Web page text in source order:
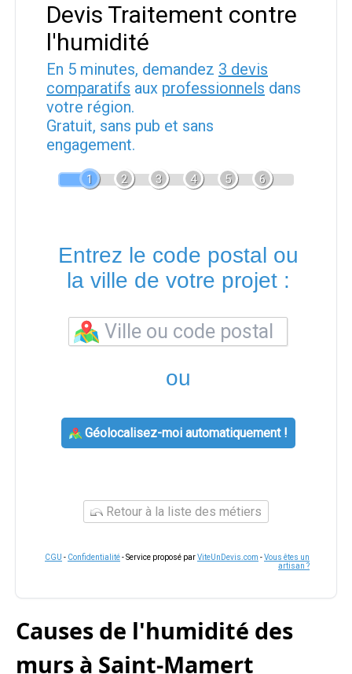
Devis Traitement contre
l'humidité
En 5 minutes, demandez 3 devis
comparatifs aux professionnels dans
votre région.
Gratuit, sans pub et sans
engagement.
1 2 3 4 5 6
Entrez le code postal ou
la ville de votre projet :
ou
Géolocalisez-moi automatiquement !
Retour à la liste des métiers
CGU - Confidentialité- Service proposé parViteUnDevis.com -Vous êtes un
artisan ?
Causes de l'humidité des
murs à Saint-Mamert